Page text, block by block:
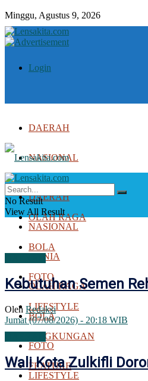
Minggu, Agustus 9, 2026
Login
DAERAH
NASIONAL
DUNIA
OLAH RAGA
BOLA
FOTO
LIFESTYLE
LINGKUNGAN
FEATURE
DAERAH
NASIONAL
DUNIA
OLAH RAGA
BOLA
FOTO
LIFESTYLE
No Result
View All Result
Kebutuhan Semen
Oleh Redaksi
Jumat (07/08/2026) - 20:18 WIB
Wali Kota Zulkifli